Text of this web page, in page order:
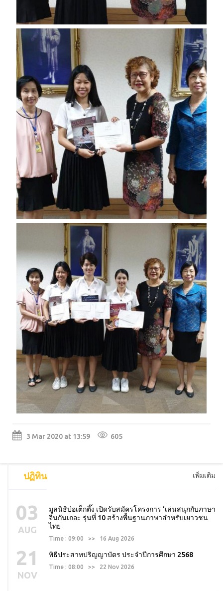
3 Mar 2020 at 13:59 605
ปฏิทิน เพิ่มเติม
03
AUG
มูลนิธิป่อเต็กตึ๊ง เปิดรับสมัครโครงการ ‘เล่นสนุกกับภาษา
จีนกันเถอะ รุ่นที่ 10 สร้างพื้นฐานภาษาสำหรับเยาวชน
ไทย
Time : 09:00 >> 16 Aug 2026
21
NOV
พิธีประสาทปริญญาบัตร ประจำปีการศึกษา 2568
Time : 08:00 >> 22 Nov 2026